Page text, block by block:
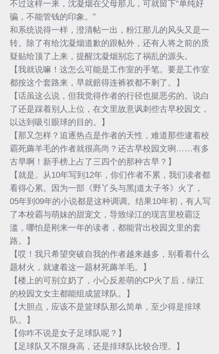
不过这样一来，沈凝烟在父母那儿，可就留下“单纯好
骗，不能管钱的印象。”
和系统说得一样，澄清帖一出，粉江那儿的风头又是一
转。除了有给沈凝烟道歉的跟帖外，还有人将之前的质
疑贴给顶了上来，提醒沈凝烟别忘了祸乱的源头。
【我就说嘛！这怎么可能是工作室的手笔。要是工作室
都按这个套路来，早就赔得连裤衩都不剩了。】
【话虽这么说，但我觉得作者的行径也挺恶劣的。说白
了还是踩着别人上位，在文里故意讽刺些古早校园文，
以达到吸引眼球的目的。】
【那又怎样？追逐热点是作者的天性，难道那些逮着校
霸死薅羊毛的作者就很高尚？还古早校园文咧……有多
古早啊！新手榜上占了三四个的那种古早？】
【就是。从10年写到12年，你们作者不累，我们读者都
看得心累。因为一部《野丫头与黑|道太子爷》火了，
05年到09年的小说都是这种调调。结果10年初，有人写
了本校霸与萌妹的甜宠文，导致绿江的现言里校霸泛
滥，哪怕是刚来一年的读者，都能背出校园文里的套
路。】
【哎！我只希望突破自我的作者越来越多，别看着什么
题材火，就逮着这一题材死薅羊毛。】
【楼上的可别立奶了，小心反差萌的CP火了后，绿江
的校园文女主都能组成篮球队。】
【大胆点，应该不是篮球队那么简单，至少得是排球
队。】
【你咋不说是女子足球队呢？】
【足球队又不限身高，还是排球队比较合理。】